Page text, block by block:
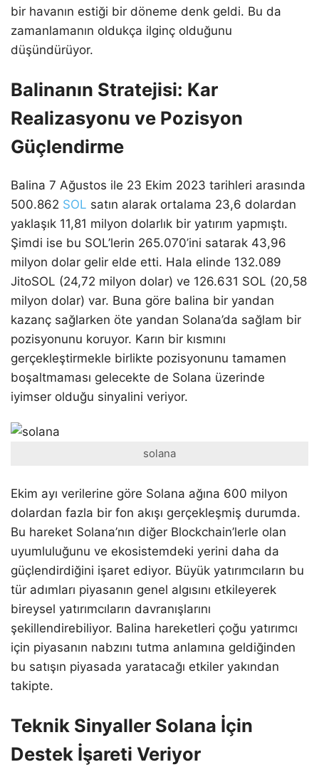
bir havanın estiği bir döneme denk geldi. Bu da
zamanlamanın oldukça ilginç olduğunu
düşündürüyor.
Balinanın Stratejisi: Kar
Realizasyonu ve Pozisyon
Güçlendirme
Balina 7 Ağustos ile 23 Ekim 2023 tarihleri arasında
500.862 SOL satın alarak ortalama 23,6 dolardan
yaklaşık 11,81 milyon dolarlık bir yatırım yapmıştı.
Şimdi ise bu SOL’lerin 265.070’ini satarak 43,96
milyon dolar gelir elde etti. Hala elinde 132.089
JitoSOL (24,72 milyon dolar) ve 126.631 SOL (20,58
milyon dolar) var. Buna göre balina bir yandan
kazanç sağlarken öte yandan Solana’da sağlam bir
pozisyonunu koruyor. Karın bir kısmını
gerçekleştirmekle birlikte pozisyonunu tamamen
boşaltmaması gelecekte de Solana üzerinde
iyimser olduğu sinyalini veriyor.
solana
Ekim ayı verilerine göre Solana ağına 600 milyon
dolardan fazla bir fon akışı gerçekleşmiş durumda.
Bu hareket Solana’nın diğer Blockchain’lerle olan
uyumluluğunu ve ekosistemdeki yerini daha da
güçlendirdiğini işaret ediyor. Büyük yatırımcıların bu
tür adımları piyasanın genel algısını etkileyerek
bireysel yatırımcıların davranışlarını
şekillendirebiliyor. Balina hareketleri çoğu yatırımcı
için piyasanın nabzını tutma anlamına geldiğinden
bu satışın piyasada yaratacağı etkiler yakından
takipte.
Teknik Sinyaller Solana İçin
Destek İşareti Veriyor